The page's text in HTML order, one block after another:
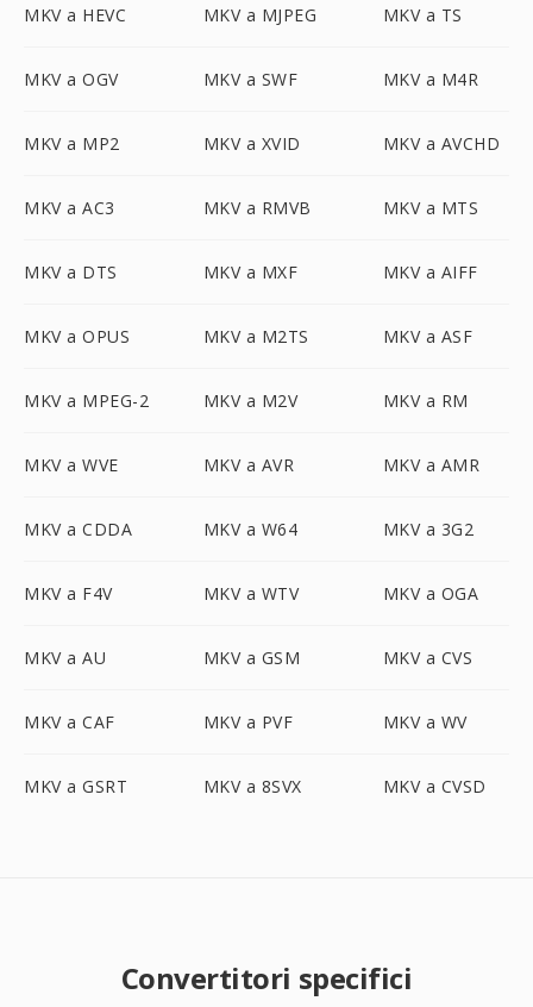
MKV a HEVC MKV a MJPEG MKV a TS
MKV a OGV MKV a SWF MKV a M4R
MKV a MP2 MKV a XVID MKV a AVCHD
MKV a AC3 MKV a RMVB MKV a MTS
MKV a DTS MKV a MXF MKV a AIFF
MKV a OPUS MKV a M2TS MKV a ASF
MKV a MPEG-2 MKV a M2V MKV a RM
MKV a WVE MKV a AVR MKV a AMR
MKV a CDDA MKV a W64 MKV a 3G2
MKV a F4V MKV a WTV MKV a OGA
MKV a AU MKV a GSM MKV a CVS
MKV a CAF MKV a PVF MKV a WV
MKV a GSRT MKV a 8SVX MKV a CVSD
Convertitori specifici